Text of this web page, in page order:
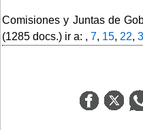
Comisiones y Juntas de
(1285 docs.) ir a: , 7, 15, 22,